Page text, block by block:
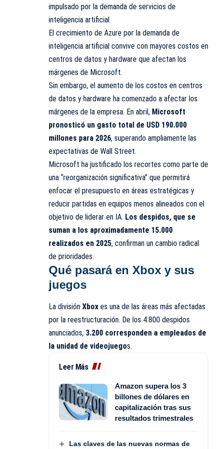
impulsado por la demanda de servicios de
inteligencia artificial.
El crecimiento de Azure por la demanda de
inteligencia artificial convive con mayores costos en
centros de datos y hardware que afectan los
márgenes de Microsoft.
Sin embargo, el aumento de los costos en centros
de datos y hardware ha comenzado a afectar los
márgenes de la empresa. En abril, Microsoft
pronosticó un gasto total de USD 190.000
millones para 2026, superando ampliamente las
expectativas de Wall Street.
Microsoft ha justificado los recortes como parte de
una “reorganización significativa” que permitirá
enfocar el presupuesto en áreas estratégicas y
reducir partidas en equipos menos alineados con el
objetivo de liderar en IA. Los despidos, que se
suman a los aproximadamente 15.000
realizados en 2025, confirman un cambio radical
de prioridades.
Qué pasará en Xbox y sus
juegos
La división Xbox es una de las áreas más afectadas
por la reestructuración. De los 4.800 despidos
anunciados, 3.200 corresponden a empleados de
la unidad de videojuegos.
Leer Más
Amazon supera los 3
billones de dólares en
capitalización tras sus
resultados trimestrales
Las claves de las nuevas normas de